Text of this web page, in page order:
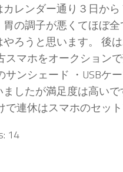
レンダー通り３日か
の調子が悪くてほぼ
ろうと思います。 後
スマホをオークション
サンシェード ・USBケ
したが満足度は高い
で連休はスマホのセッ
14